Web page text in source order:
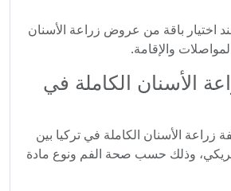
اختيار باقة من عروض زراعة الأسنان
والإقامة.
الأسنان الكاملة في
الأسنان الكاملة في تركيا بين
دولار أمريكي، وذلك حسب صحة الفم ونوع مادة